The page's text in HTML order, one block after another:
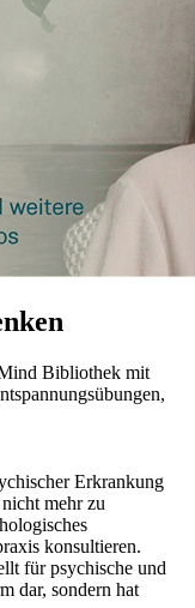
Bibliothek mit
Erkrankung
mehr zu
konsultieren.
für psychische und
dar, sondern hat